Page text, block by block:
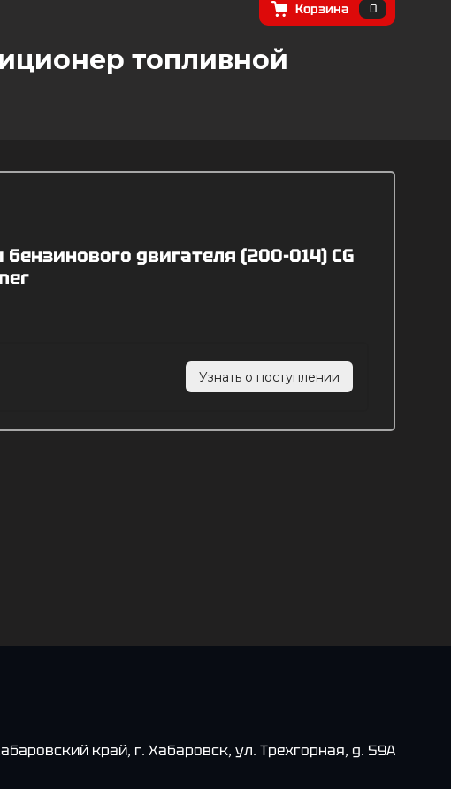
Корзина 0
топливной
двигателя (200-014) CG
Узнать о поступлении
край, г. Хабаровск, ул. Трехгорная, д. 59А